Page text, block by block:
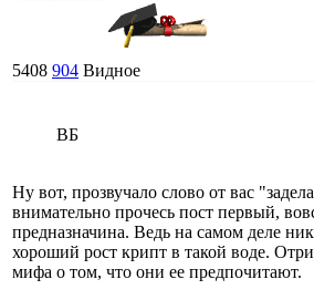
5408 904 Видное
ВБ
Ну вот, прозвучало слово от вас
внимательно прочесь пост первый,
предназначина. Ведь на самом деле
хороший рост крипт в такой воде.
мифа о том, что они ее предпочитают.